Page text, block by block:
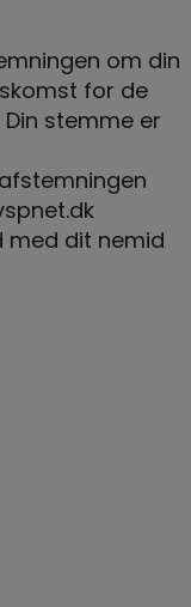
om din
for de
stemme er
med dit nemid